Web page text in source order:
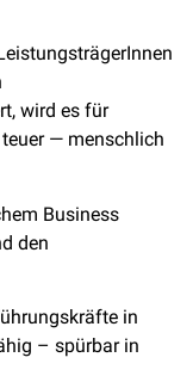
wird es für
— menschlich
Business
den
in
– spürbar in